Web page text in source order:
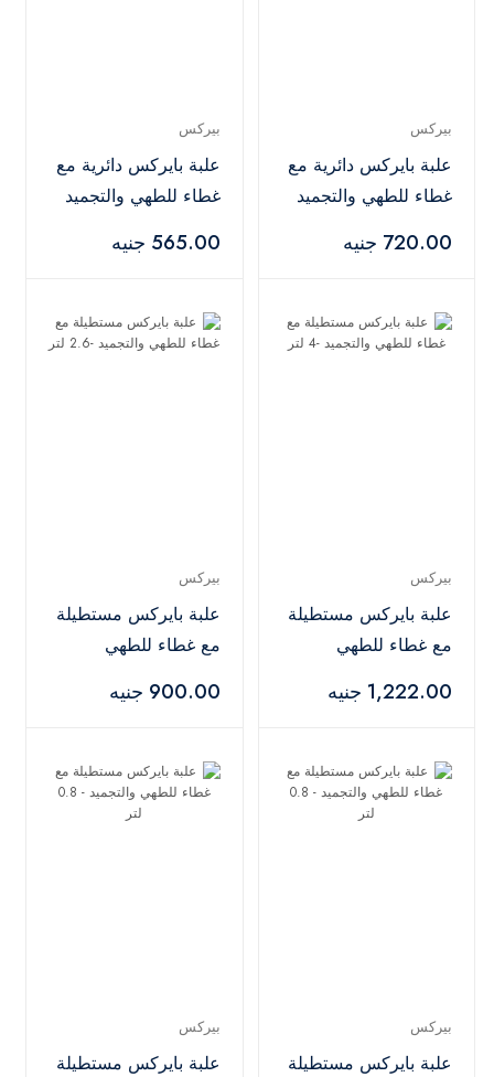
بيركس
علبة بايركس دائرية مع
غطاء للطهي والتجميد
720.00 جنيه
بيركس
علبة بايركس دائرية مع
غطاء للطهي والتجميد
565.00 جنيه
بيركس
علبة بايركس مستطيلة
مع غطاء للطهي
1,222.00 جنيه
بيركس
علبة بايركس مستطيلة
مع غطاء للطهي
900.00 جنيه
بيركس
علبة بايركس مستطيلة
بيركس
علبة بايركس مستطيلة